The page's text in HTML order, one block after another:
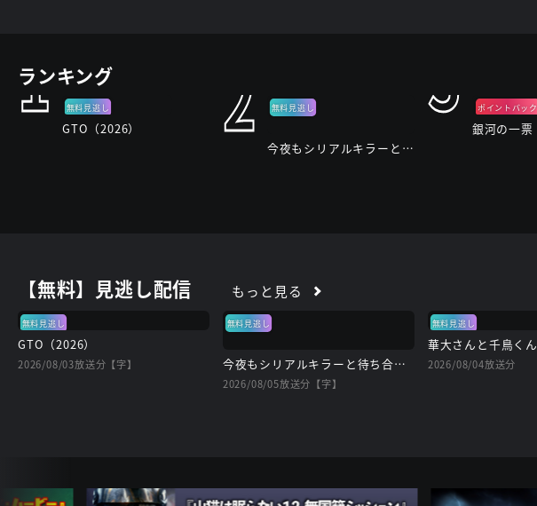
ランキング
1 無料見逃し
GTO（2026） 2 無料見逃し
今夜もシリアルキラーと待ち合わせ
3 ポイントバック
銀河の一票
【無料】見逃し配信 もっと見る
無料見逃し
GTO（2026）
2026/08/03放送分【字】
無料見逃し
今夜もシリアルキラーと待ち合わせ
2026/08/05放送分【字】
無料見逃し
華大さんと千鳥くん
2026/08/04放送分